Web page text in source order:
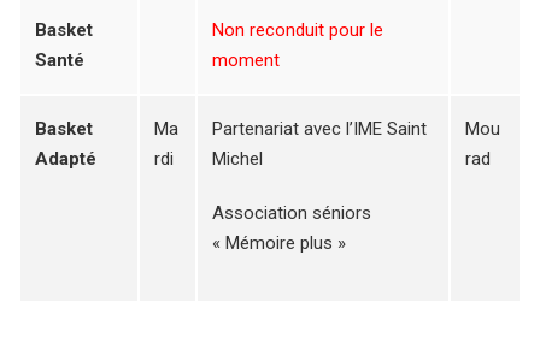
Basket
Santé
Non reconduit pour le
moment
Basket
Adapté
Ma
rdi
Partenariat avec l’IME Saint
Michel
Association séniors
« Mémoire plus »
Mou
rad